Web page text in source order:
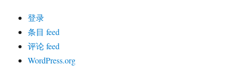
登录
条目 feed
评论 feed
WordPress.org